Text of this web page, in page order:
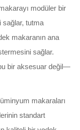
modüler bir
sağlar, tutma
makaranın ana
sağlar.
bu bir aksesuar değil—
makaraları
standart